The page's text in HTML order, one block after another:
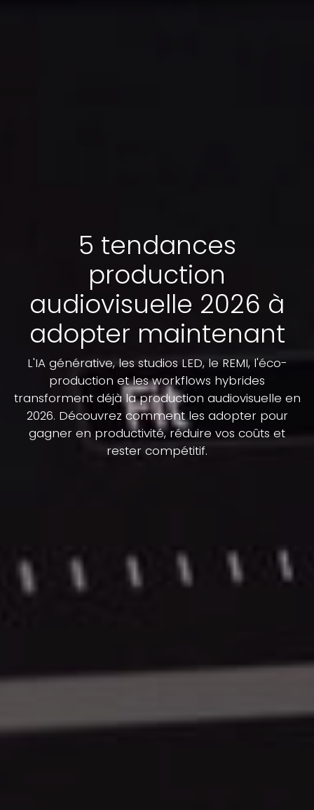
5 tendances
production
audiovisuelle 2026 à
adopter maintenant
L'IA générative, les studios LED, le REMI, l'éco-
production et les workflows hybrides
transforment déjà la production audiovisuelle en
2026. Découvrez comment les adopter pour
gagner en productivité, réduire vos coûts et
rester compétitif.